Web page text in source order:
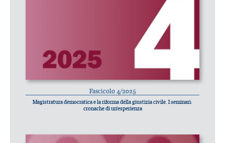
Fascicolo 4/2025
Magistratura democratica e la riforma della giustizia civile. I seminari:
cronache di un’esperienza